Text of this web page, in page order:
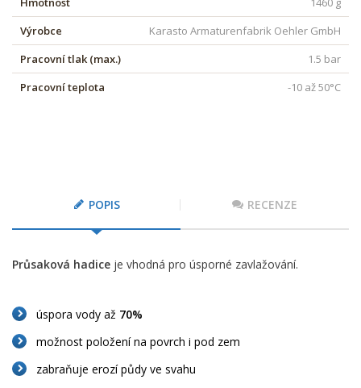
Výrobce
Karasto Armaturenfabrik Oehler GmbH
Pracovní tlak (max.)
1.5 bar
Pracovní teplota
-10 až 50°C
POPIS RECENZE
Průsaková hadice je vhodná pro úsporné zavlažování.
úspora vody až 70%
možnost položení na povrch i pod zem
zabraňuje erozí půdy ve svahu